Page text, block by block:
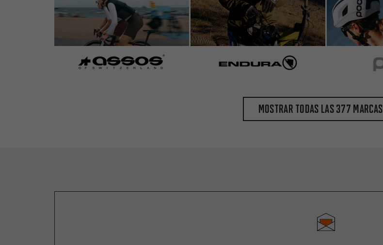
Mostrar todas las 377 marcas